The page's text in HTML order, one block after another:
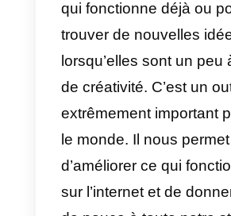
Cas B
Si nous ne
les annonceurs
meilleure option
les annonces
voir toutes les